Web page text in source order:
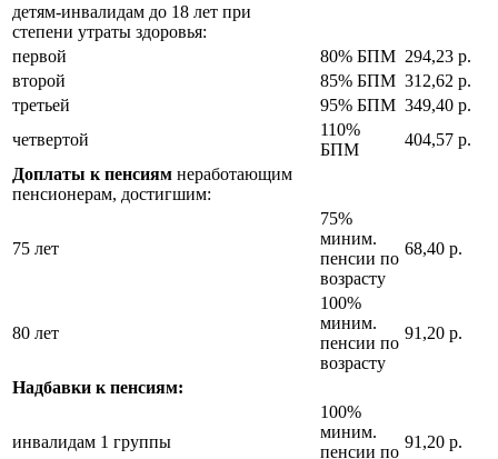
детям-инвалидам до 18 лет при
степени утраты здоровья:
первой
80% БПМ 294,23 р.
второй
85% БПМ 312,62 р.
третьей
95% БПМ 349,40 р.
четвертой
110%
БПМ
404,57 р.
Доплаты к пенсиям неработающим
пенсионерам, достигшим:
75 лет
75%
миним.
пенсии по
возрасту
68,40 р.
80 лет
100%
миним.
пенсии по
возрасту
91,20 р.
Надбавки к пенсиям:
инвалидам 1 группы
100%
миним.
пенсии по
91,20 р.